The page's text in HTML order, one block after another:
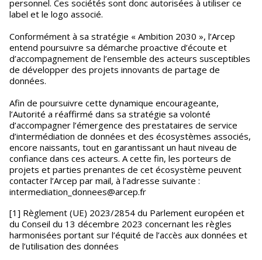
personnel. Ces sociétés sont donc autorisées à utiliser ce
label et le logo associé.
Conformément à sa stratégie « Ambition 2030 », l’Arcep
entend poursuivre sa démarche proactive d’écoute et
d’accompagnement de l’ensemble des acteurs susceptibles
de développer des projets innovants de partage de
données.
Afin de poursuivre cette dynamique encourageante,
l’Autorité a réaffirmé dans sa stratégie sa volonté
d’accompagner l’émergence des prestataires de service
d’intermédiation de données et des écosystèmes associés,
encore naissants, tout en garantissant un haut niveau de
confiance dans ces acteurs. A cette fin, les porteurs de
projets et parties prenantes de cet écosystème peuvent
contacter l’Arcep par mail, à l’adresse suivante :
intermediation_donnees@arcep.fr
[1] Règlement (UE) 2023/2854 du Parlement européen et
du Conseil du 13 décembre 2023 concernant les règles
harmonisées portant sur l’équité de l’accès aux données et
de l’utilisation des données